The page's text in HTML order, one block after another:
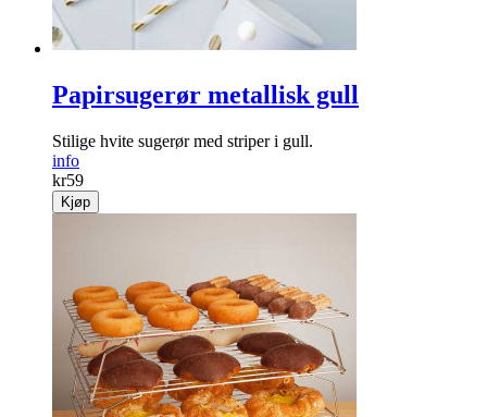
Papirsugerør metallisk gull
Stilige hvite sugerør med striper i gull.
info
kr59
Kjøp